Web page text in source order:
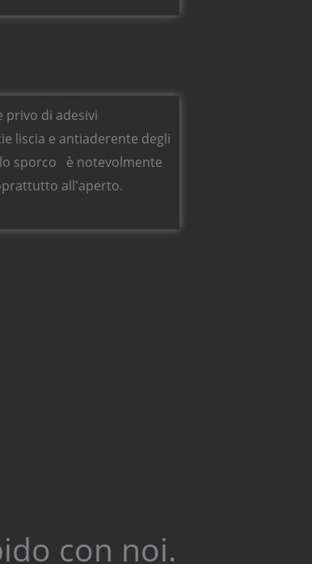
privo di adesivi
liscia e antiaderente degli
sporco è notevolmente
all'aperto.
con noi.